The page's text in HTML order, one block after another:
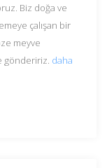
Biz doğa ve
çalışan bir
meyve
göndeririz. daha